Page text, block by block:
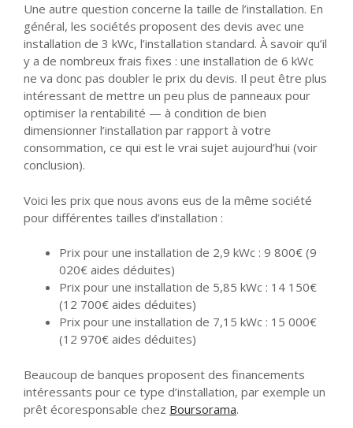
Une autre question concerne la taille de l’installation. En
général, les sociétés proposent des devis avec une
installation de 3 kWc, l’installation standard. À savoir qu’il
y a de nombreux frais fixes : une installation de 6 kWc
ne va donc pas doubler le prix du devis. Il peut être plus
intéressant de mettre un peu plus de panneaux pour
optimiser la rentabilité — à condition de bien
dimensionner l’installation par rapport à votre
consommation, ce qui est le vrai sujet aujourd’hui (voir
conclusion).
Voici les prix que nous avons eus de la même société
pour différentes tailles d’installation :
Prix pour une installation de 2,9 kWc : 9 800€ (9
020€ aides déduites)
Prix pour une installation de 5,85 kWc : 14 150€
(12 700€ aides déduites)
Prix pour une installation de 7,15 kWc : 15 000€
(12 970€ aides déduites)
Beaucoup de banques proposent des financements
intéressants pour ce type d’installation, par exemple un
prêt écoresponsable chez Boursorama.